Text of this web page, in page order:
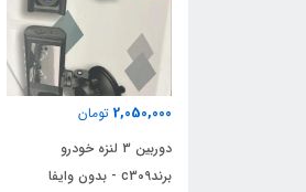
11,500,000 تومان
الماس رایانه